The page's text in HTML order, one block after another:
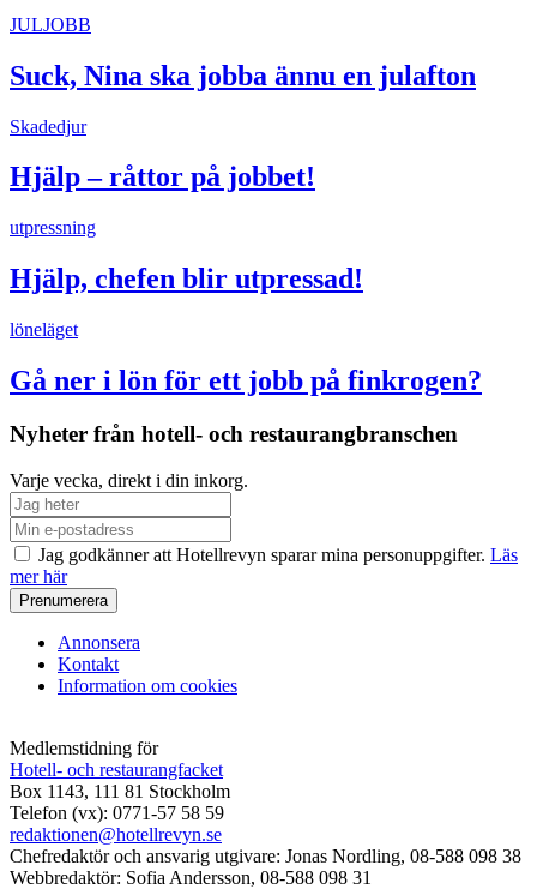
JULJOBB
Suck, Nina ska jobba ännu en julafton
Skadedjur
Hjälp – råttor på jobbet!
utpressning
Hjälp, chefen blir utpressad!
löneläget
Gå ner i lön för ett jobb på finkrogen?
Nyheter från hotell- och restaurangbranschen
Varje vecka, direkt i din inkorg.
Jag godkänner att Hotellrevyn sparar mina personuppgifter. Läs
mer här
Annonsera
Kontakt
Information om cookies
Medlemstidning för
Hotell- och restaurangfacket
Box 1143, 111 81 Stockholm
Telefon (vx): 0771-57 58 59
redaktionen@hotellrevyn.se
Chefredaktör och ansvarig utgivare: Jonas Nordling, 08-588 098 38
Webbredaktör: Sofia Andersson, 08-588 098 31